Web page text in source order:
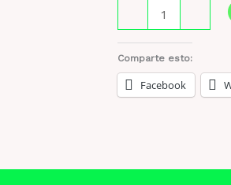
Cantuel
Arsenal
Gris
x
Comparte esto:
Facebook